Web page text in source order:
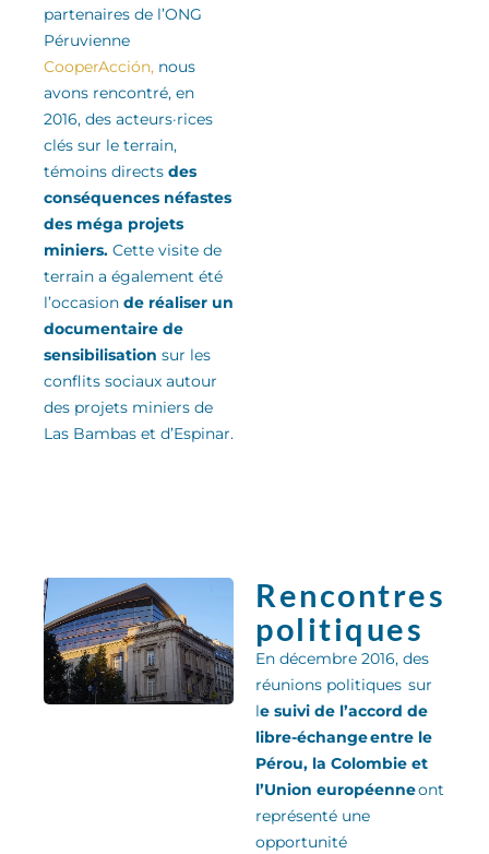
partenaires de l’ONG
Péruvienne
CooperAcción, nous
avons rencontré, en
2016, des acteurs·rices
clés sur le terrain,
témoins directs des
conséquences néfastes
des méga projets
miniers. Cette visite de
terrain a également été
l’occasion de réaliser un
documentaire de
sensibilisation sur les
conflits sociaux autour
des projets miniers de
Las Bambas et d’Espinar.
Rencontres
politiques
En décembre 2016, des
réunions politiques sur
le suivi de l’accord de
libre-échange entre le
Pérou, la Colombie et
l’Union européenneont
représenté une
opportunité